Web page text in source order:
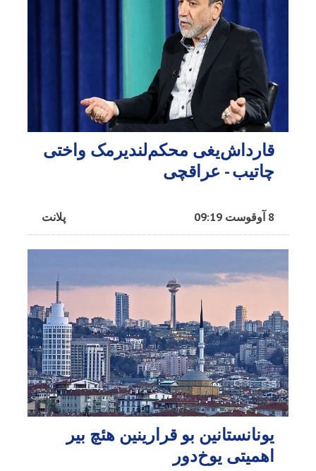
قارداش‌یغی محکم‌لندیرمک واختی
چاتیب - عراقچی
پلانت 8 آوقوست 09:19
یونانستانین بو قرارینین هئچ بیر
اهمیتی یوخ‌دور